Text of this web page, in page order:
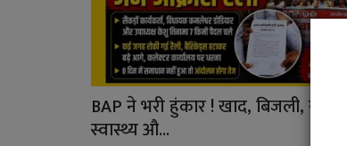
BAP ने भरी हुंकार ! खाद, बिजली,
स्वास्थ्य औ...